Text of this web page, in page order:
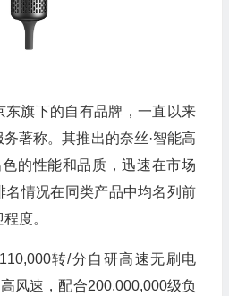
东旗下的自有品牌，一直以来
著称。其推出的奈丝·智能高
的性能和品质，迅速在市场
名情况在同类产品中均名列前
度。
转/分自研高速无刷电
风速，配合200,000,000级负